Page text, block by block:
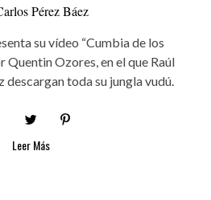
Pérez Báez
su vídeo “Cumbia de los
Quentin Ozores, en el que Raúl
descargan toda su jungla vudú.
Leer Más